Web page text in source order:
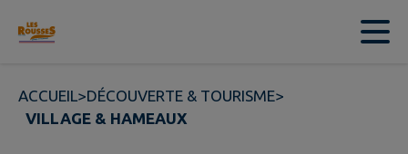
Contenu
ACCUEIL>DÉCOUVERTE & TOURISME>
VILLAGE & HAMEAUX